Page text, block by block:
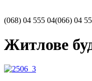
(068) 04 555 04(066) 04
Житлове